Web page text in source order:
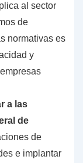
al sector
de
normativas es
y
a las
de
de
e implantar